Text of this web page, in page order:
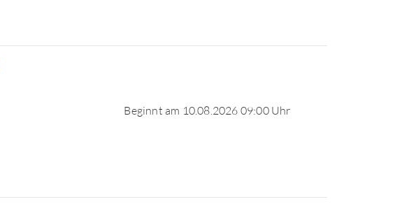
Beginnt am 10.08.2026 09:00 Uhr